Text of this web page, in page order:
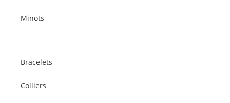
Minots
Bracelets
Colliers